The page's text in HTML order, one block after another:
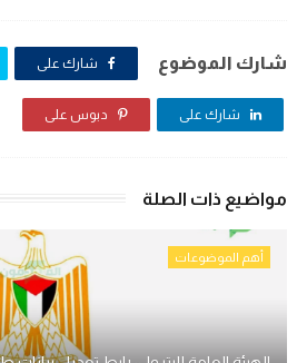
شارك الموضوع شارك على
شارك على دبوس على
مواضيع ذات الصلة
أهم الموضوعات